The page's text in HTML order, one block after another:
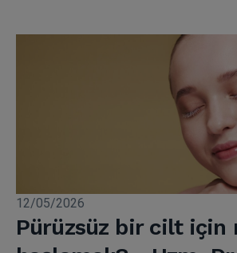
12/05/2026
Pürüzsüz bir cilt için